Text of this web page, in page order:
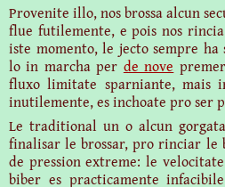
Provenite illo, nos brossa alcun
flue futilemente, e pois nos
iste momento, le jecto sempre ha
lo in marcha per de nove
fluxo limitate sparniante, mais
inutilemente, es inchoate pro ser
Le traditional un o alcun
finalisar le brossar, pro rinciar le
de pression extreme: le
biber es practicamente